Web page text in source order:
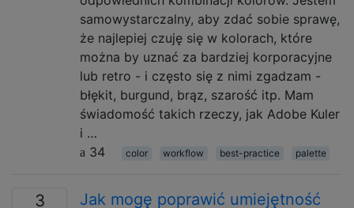
samowystarczalny, aby zdać sobie sprawę,
że najlepiej czuję się w kolorach, które
można by uznać za bardziej korporacyjne
lub retro - i często się z nimi zgadzam -
błękit, burgund, brąz, szarość itp. Mam
świadomość takich rzeczy, jak Adobe Kuler
i …
34
color workflow best-practice palette
3
Jak mogę poprawić umiejętność